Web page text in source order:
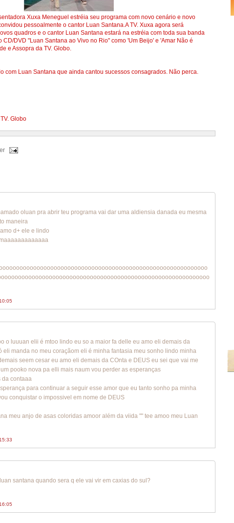
Xuxa Meneguel estréia seu programa com novo cenário e novo
pessoalmente o cantor Luan Santana.A TV. Xuxa agora será
quadros e o cantor Luan Santana estará na estréia com toda sua banda
CD/DVD "Luan Santana ao Vivo no Rio" como 'Um Beijo' e 'Amar Não é
e Assopra da TV. Globo.
com Luan Santana que ainda cantou sucessos consagrados. Não perca.
Globo
oluan pra abrir teu programa vai dar uma aldiensia danada eu mesma
maneira
d+ ele e lindo
o luuuan elii é mtoo lindo eu so a maior fa delle eu amo eli demais da
eli manda no meu coraçãom eli é minha fantasia meu sonho lindo minha
seem cesar eu amo eli demais da COnta e DEUS eu sei que vai me
pooko nova pa elli mais naum vou perder as esperanças
da contaaa
para continuar a seguir esse amor que eu tanto sonho pa minha
conquistar o impossivel em nome de DEUS
meu anjo de asas coloridas amoor além da viida "" tee amoo meu Luan
santana quando sera q ele vai vir em caxias do sul?